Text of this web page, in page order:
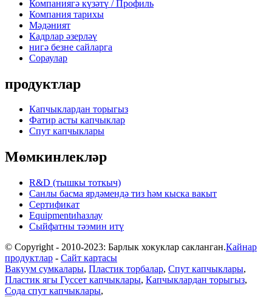
Компаниягә күзәтү / Профиль
Компания тарихы
Мәдәният
Кадрлар әзерләү
нигә безне сайларга
Сораулар
продуктлар
Капчыклардан торыгыз
Фатир асты капчыклар
Спут капчыклары
Мөмкинлекләр
R&D (тышкы тоткыч)
Санлы басма ярдәмендә тиз һәм кыска вакыт
Сертификат
Equipmentиһазлау
Сыйфатны тәэмин итү
© Copyright - 2010-2023: Барлык хокуклар сакланган.Кайнар
продуктлар - Сайт картасы
Вакуум сумкалары, Пластик торбалар, Спут капчыклары,
Пластик ягы Гуссет капчыклары, Капчыклардан торыгыз,
Сода спут капчыклары,